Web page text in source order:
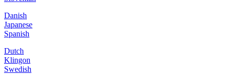
Danish
Japanese
Spanish
Dutch
Klingon
Swedish